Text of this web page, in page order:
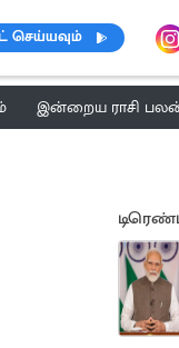
இன்றைய ராசி